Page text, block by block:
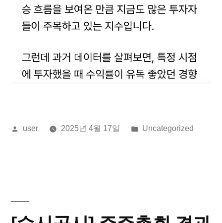
올
user 2025년 4월 17일
게
Uncategorized